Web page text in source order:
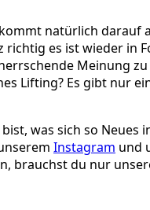
natürlich
es ist wieder in
Meinung
Lifting? Es gibt nur
was sich so
Instagram und
brauchst du nur